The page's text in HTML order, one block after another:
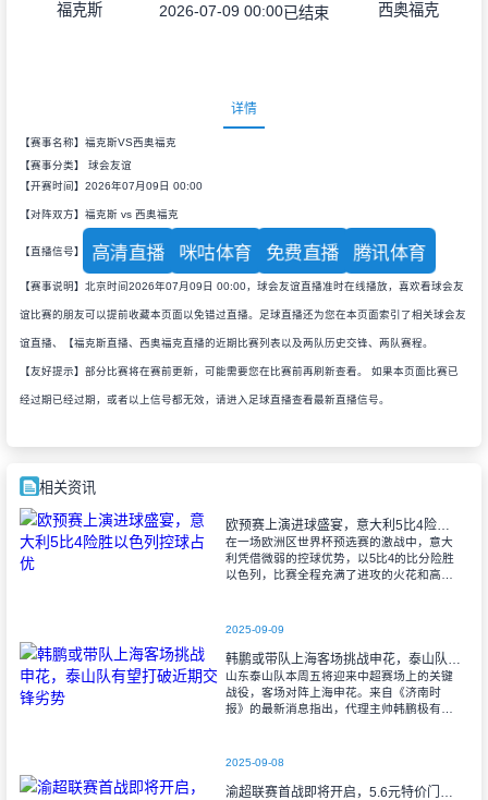
福克斯 2026-07-09 00:00已结束 西奥福克
详情
【赛事名称】福克斯VS西奥福克
【赛事分类】 球会友谊
【开赛时间】2026年07月09日 00:00
【对阵双方】福克斯 vs 西奥福克
【直播信号】 高清直播 咪咕体育 免费直播 腾讯体育
【赛事说明】北京时间2026年07月09日 00:00，球会友谊直播准时在线播放，喜欢看球会友
谊比赛的朋友可以提前收藏本页面以免错过直播。足球直播还为您在本页面索引了相关球会友
谊直播、【福克斯直播、西奥福克直播的近期比赛列表以及两队历史交锋、两队赛程。
【友好提示】部分比赛将在赛前更新，可能需要您在比赛前再刷新查看。 如果本页面比赛已
经过期已经过期，或者以上信号都无效，请进入足球直播查看最新直播信号。
相关资讯
欧预赛上演进球盛宴，意大利5比4险胜以色列控球占优
在一场欧洲区世界杯预选赛的激战中，意大
利凭借微弱的控球优势，以5比4的比分险胜
以色列，比赛全程充满了进攻的火花和高效
2025-09-09
山东泰山队本周五将迎来中超赛场上的关键
战役，客场对阵上海申花。来自《济南时
报》的最新消息指出，代理主帅韩鹏极有可
验。
2025-09-08
渝超联赛首战即将开启，5.6元特价门票限时抢购，纪念礼品同步赠送